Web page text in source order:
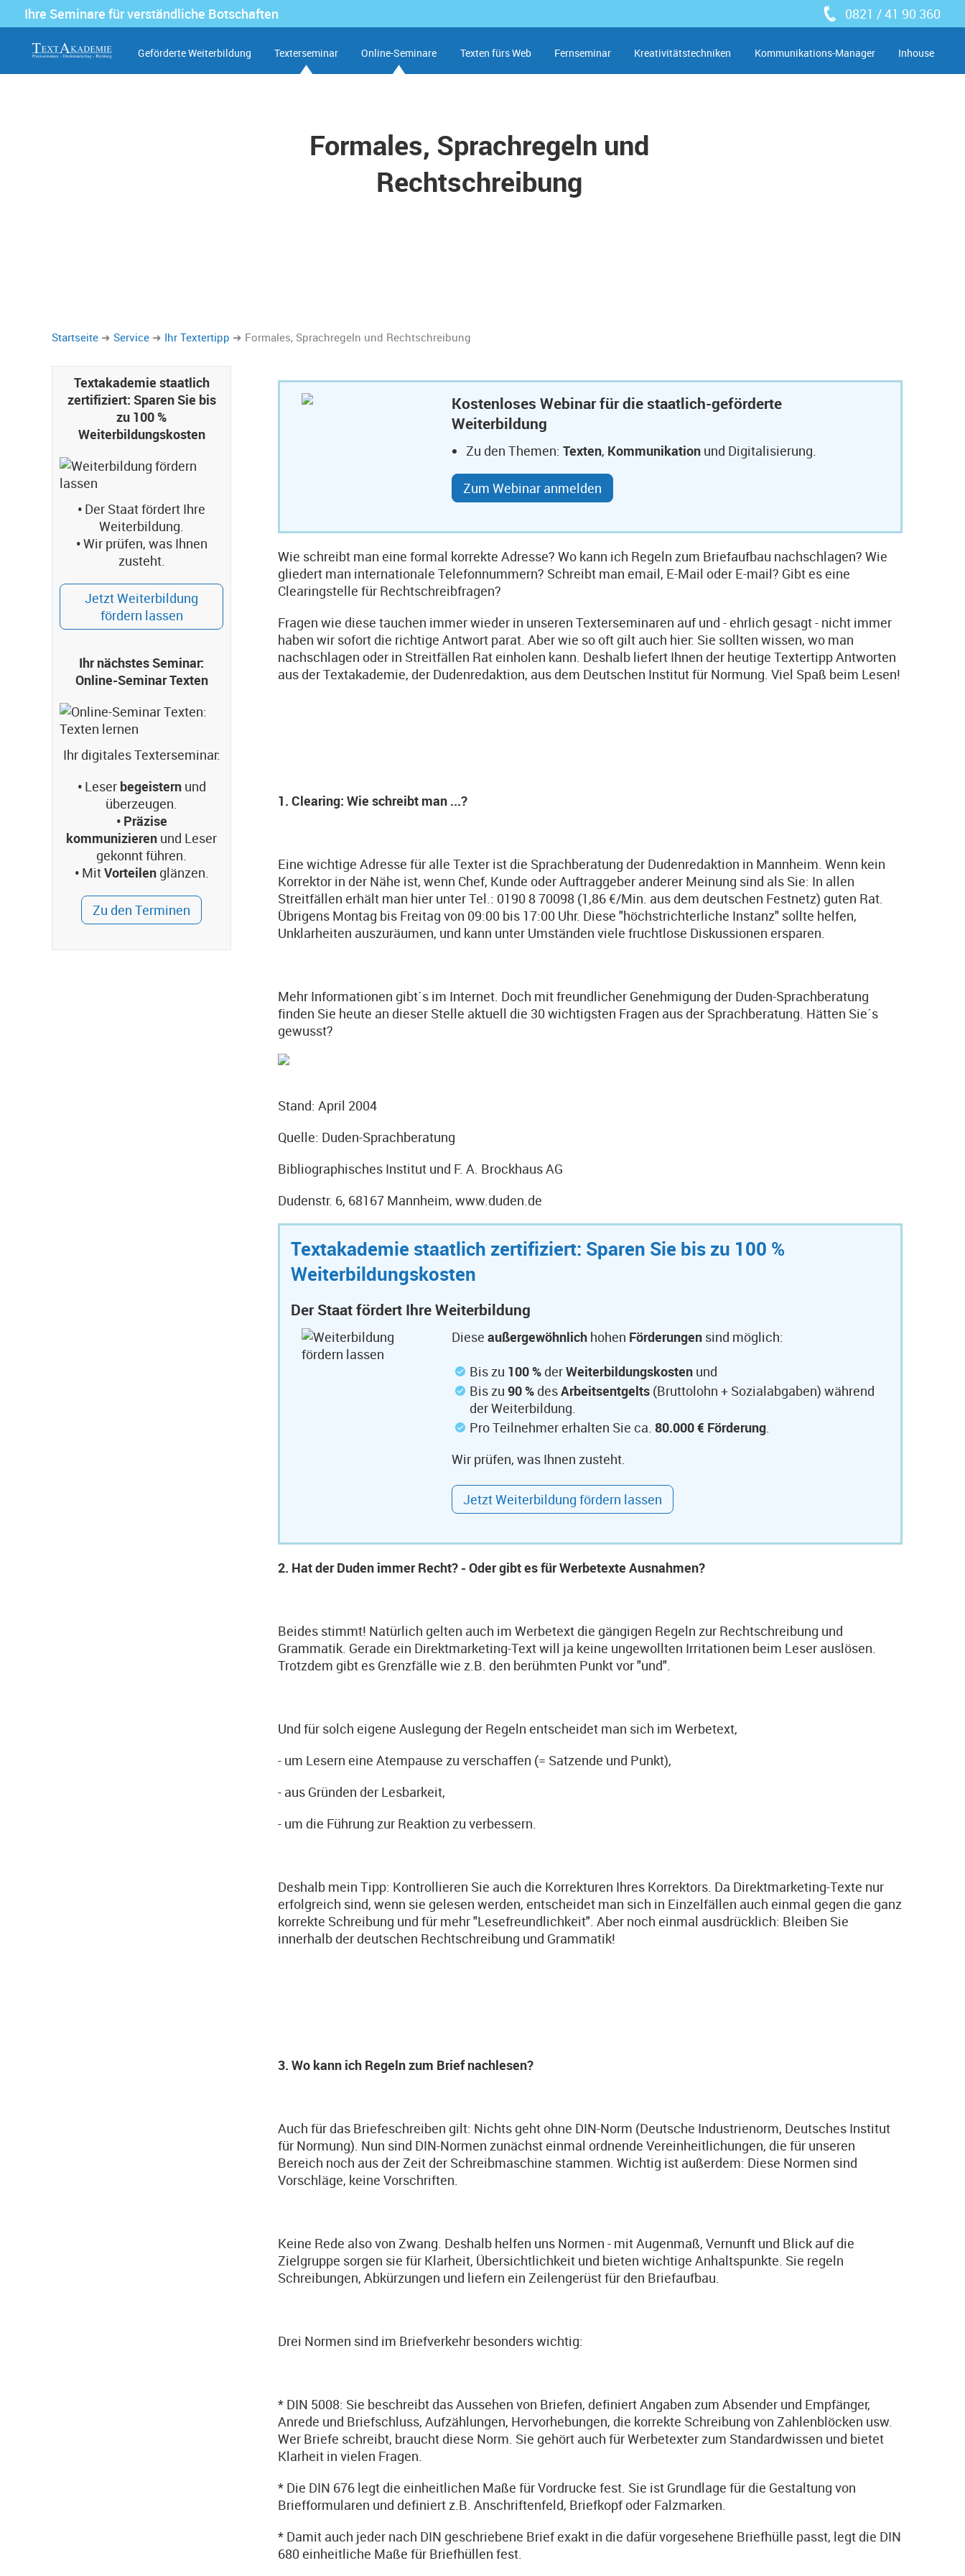
Ihre Seminare für verständliche Botschaften 0821 / 41 90 360
Geförderte Weiterbildung Texterseminar Online-Seminare Texten fürs Web Fernseminar Kreativitätstechniken Kommunikations-Manager Inhouse
Formales, Sprachregeln und
Rechtschreibung
Startseite Service Ihr Textertipp Formales, Sprachregeln und Rechtschreibung
Textakademie staatlich
zertifiziert: Sparen Sie bis
zu 100 %
Weiterbildungskosten
• Der Staat fördert Ihre
Weiterbildung.
•Wir prüfen, was Ihnen
zusteht.
Jetzt Weiterbildung
fördern lassen
Ihr nächstes Seminar:
Online-Seminar Texten
Ihr digitales Texterseminar:
• Leser begeistern und
überzeugen.
• Präzise
kommunizieren und Leser
gekonnt führen.
• MitVorteilen glänzen.
Zu den Terminen
Kostenloses Webinar für die staatlich-geförderte
Weiterbildung
Zu den Themen: Texten, Kommunikation und Digitalisierung.
Zum Webinar anmelden
Wie schreibt man eine formal korrekte Adresse? Wo kann ich Regeln zum Briefaufbau nachschlagen? Wie
gliedert man internationale Telefonnummern? Schreibt man email, E-Mail oder E-mail? Gibt es eine
Clearingstelle für Rechtschreibfragen?
Fragen wie diese tauchen immer wieder in unseren Texterseminaren auf und - ehrlich gesagt - nicht immer
haben wir sofort die richtige Antwort parat. Aber wie so oft gilt auch hier: Sie sollten wissen, wo man
nachschlagen oder in Streitfällen Rat einholen kann. Deshalb liefert Ihnen der heutige Textertipp Antworten
aus der Textakademie, der Dudenredaktion, aus dem Deutschen Institut für Normung. Viel Spaß beim Lesen!
1. Clearing: Wie schreibt man ...?
Eine wichtige Adresse für alle Texter ist die Sprachberatung der Dudenredaktion in Mannheim. Wenn kein
Korrektor in der Nähe ist, wenn Chef, Kunde oder Auftraggeber anderer Meinung sind als Sie: In allen
Streitfällen erhält man hier unter Tel.: 0190 8 70098 (1,86 €/Min. aus dem deutschen Festnetz) guten Rat.
Übrigens Montag bis Freitag von 09:00 bis 17:00 Uhr. Diese "höchstrichterliche Instanz" sollte helfen,
Unklarheiten auszuräumen, und kann unter Umständen viele fruchtlose Diskussionen ersparen.
Mehr Informationen gibt´s im Internet. Doch mit freundlicher Genehmigung der Duden-Sprachberatung
finden Sie heute an dieser Stelle aktuell die 30 wichtigsten Fragen aus der Sprachberatung. Hätten Sie´s
gewusst?
Stand: April 2004
Quelle: Duden-Sprachberatung
Bibliographisches Institut und F. A. Brockhaus AG
Dudenstr. 6, 68167 Mannheim, www.duden.de
Textakademie staatlich zertifiziert: Sparen Sie bis zu 100 %
Weiterbildungskosten
Der Staat fördert Ihre Weiterbildung
Diese außergewöhnlich hohen Förderungen sind möglich:
Bis zu 100 %derWeiterbildungskosten und
Bis zu 90 %desArbeitsentgelts (Bruttolohn + Sozialabgaben) während
der Weiterbildung.
Pro Teilnehmer erhalten Sie ca. 80.000 € Förderung.
Wir prüfen, was Ihnen zusteht.
Jetzt Weiterbildung fördern lassen
2. Hat der Duden immer Recht? - Oder gibt es für Werbetexte Ausnahmen?
Beides stimmt! Natürlich gelten auch im Werbetext die gängigen Regeln zur Rechtschreibung und
Grammatik. Gerade ein Direktmarketing-Text will ja keine ungewollten Irritationen beim Leser auslösen.
Trotzdem gibt es Grenzfälle wie z.B. den berühmten Punkt vor "und".
Und für solch eigene Auslegung der Regeln entscheidet man sich im Werbetext,
- um Lesern eine Atempause zu verschaffen (= Satzende und Punkt),
- aus Gründen der Lesbarkeit,
- um die Führung zur Reaktion zu verbessern.
Deshalb mein Tipp: Kontrollieren Sie auch die Korrekturen Ihres Korrektors. Da Direktmarketing-Texte nur
erfolgreich sind, wenn sie gelesen werden, entscheidet man sich in Einzelfällen auch einmal gegen die ganz
korrekte Schreibung und für mehr "Lesefreundlichkeit". Aber noch einmal ausdrücklich: Bleiben Sie
innerhalb der deutschen Rechtschreibung und Grammatik!
3. Wo kann ich Regeln zum Brief nachlesen?
Auch für das Briefeschreiben gilt: Nichts geht ohne DIN-Norm (Deutsche Industrienorm, Deutsches Institut
für Normung). Nun sind DIN-Normen zunächst einmal ordnende Vereinheitlichungen, die für unseren
Bereich noch aus der Zeit der Schreibmaschine stammen. Wichtig ist außerdem: Diese Normen sind
Vorschläge, keine Vorschriften.
Keine Rede also von Zwang. Deshalb helfen uns Normen - mit Augenmaß, Vernunft und Blick auf die
Zielgruppe sorgen sie für Klarheit, Übersichtlichkeit und bieten wichtige Anhaltspunkte. Sie regeln
Schreibungen, Abkürzungen und liefern ein Zeilengerüst für den Briefaufbau.
Drei Normen sind im Briefverkehr besonders wichtig:
* DIN 5008: Sie beschreibt das Aussehen von Briefen, definiert Angaben zum Absender und Empfänger,
Anrede und Briefschluss, Aufzählungen, Hervorhebungen, die korrekte Schreibung von Zahlenblöcken usw.
Wer Briefe schreibt, braucht diese Norm. Sie gehört auch für Werbetexter zum Standardwissen und bietet
Klarheit in vielen Fragen.
* Die DIN 676 legt die einheitlichen Maße für Vordrucke fest. Sie ist Grundlage für die Gestaltung von
Briefformularen und definiert z.B. Anschriftenfeld, Briefkopf oder Falzmarken.
* Damit auch jeder nach DIN geschriebene Brief exakt in die dafür vorgesehene Briefhülle passt, legt die DIN
680 einheitliche Maße für Briefhüllen fest.